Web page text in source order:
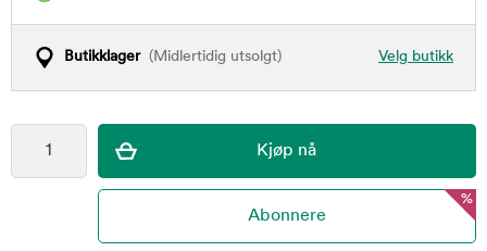
Velg butikk
Butikklager(Midlertidig utsolgt)
%